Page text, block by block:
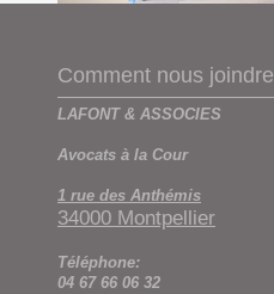
Comment nous joindre
LAFONT & ASSOCIES
Avocats à la Cour
1 rue des Anthémis
34000 Montpellier
Téléphone:
04 67 66 06 32